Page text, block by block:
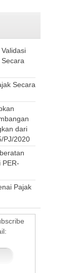
Secara
dari
PJ/2020
PER-
Pajak